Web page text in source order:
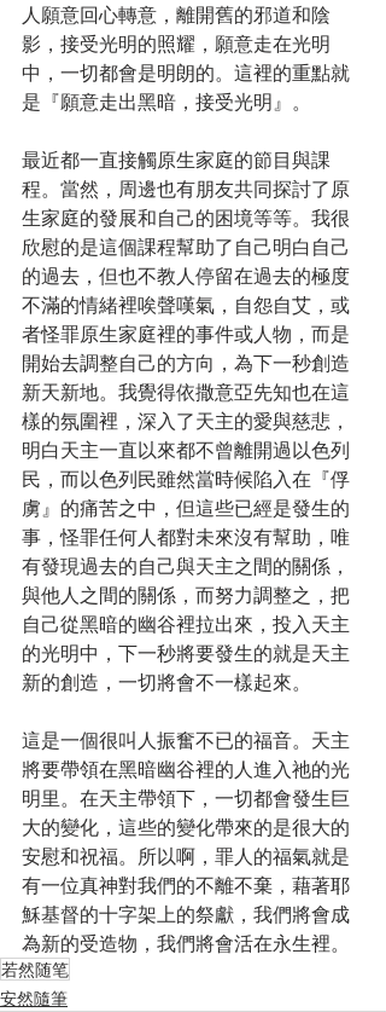
人願意回心轉意，離開舊的邪道和陰
影，接受光明的照耀，願意走在光明
中，一切都會是明朗的。這裡的重點就
是『願意走出黑暗，接受光明』。
最近都一直接觸原生家庭的節目與課
程。當然，周邊也有朋友共同探討了原
生家庭的發展和自己的困境等等。我很
欣慰的是這個課程幫助了自己明白自己
的過去，但也不教人停留在過去的極度
不滿的情緒裡唉聲嘆氣，自怨自艾，或
者怪罪原生家庭裡的事件或人物，而是
開始去調整自己的方向，為下一秒創造
新天新地。我覺得依撒意亞先知也在這
樣的氛圍裡，深入了天主的愛與慈悲，
明白天主一直以來都不曾離開過以色列
民，而以色列民雖然當時候陷入在『俘
虜』的痛苦之中，但這些已經是發生的
事，怪罪任何人都對未來沒有幫助，唯
有發現過去的自己與天主之間的關係，
與他人之間的關係，而努力調整之，把
自己從黑暗的幽谷裡拉出來，投入天主
的光明中，下一秒將要發生的就是天主
新的創造，一切將會不一樣起來。
這是一個很叫人振奮不已的福音。天主
將要帶領在黑暗幽谷裡的人進入祂的光
明里。在天主帶領下，一切都會發生巨
大的變化，這些的變化帶來的是很大的
安慰和祝福。所以啊，罪人的福氣就是
有一位真神對我們的不離不棄，藉著耶
穌基督的十字架上的祭獻，我們將會成
為新的受造物，我們將會活在永生裡。
若然随笔
安然隨筆